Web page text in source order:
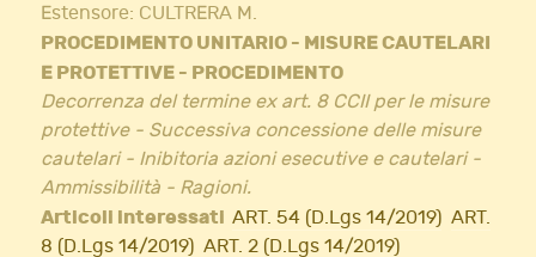
Estensore: CULTRERA M.
PROCEDIMENTO UNITARIO - MISURE CAUTELARI
E PROTETTIVE - PROCEDIMENTO
Decorrenza del termine ex art. 8 CCII per le misure
protettive - Successiva concessione delle misure
cautelari - Inibitoria azioni esecutive e cautelari -
Ammissibilità - Ragioni.
Articoli interessati ART. 54 (D.Lgs 14/2019) ART.
8 (D.Lgs 14/2019) ART. 2 (D.Lgs 14/2019)